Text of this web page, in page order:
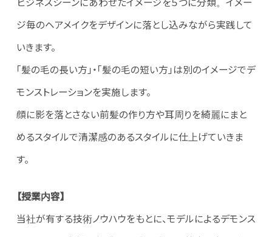
ビジネスシーンにあわせたイメージを５つに分類。イメー
ジ毎のヘアメイクをデザインに落とし込みながら実践して
いきます。
「髪の毛の長い方」・「髪の毛の短い方」は別のイメージでデ
モンストレーションを実施します。
顔に影を落とさない前髪の作り方や耳周りを綺麗にまと
めるスタイルで清潔感のあるスタイルに仕上げていきま
す。
【授業内容】
当社が有する技術ノウハウをもとに、モデルによるデモンス